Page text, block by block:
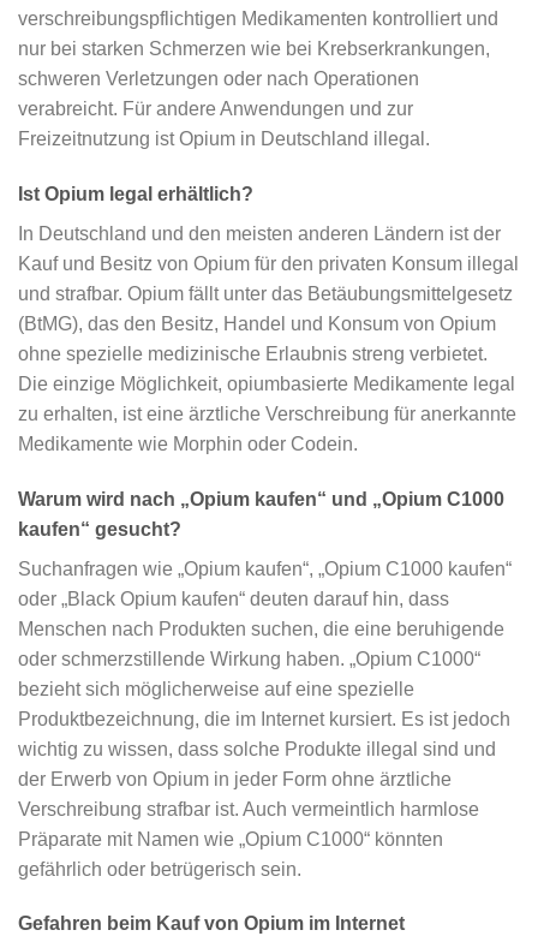
verschreibungspflichtigen Medikamenten kontrolliert und
nur bei starken Schmerzen wie bei Krebserkrankungen,
schweren Verletzungen oder nach Operationen
verabreicht. Für andere Anwendungen und zur
Freizeitnutzung ist Opium in Deutschland illegal.
Ist Opium legal erhältlich?
In Deutschland und den meisten anderen Ländern ist der
Kauf und Besitz von Opium für den privaten Konsum illegal
und strafbar. Opium fällt unter das Betäubungsmittelgesetz
(BtMG), das den Besitz, Handel und Konsum von Opium
ohne spezielle medizinische Erlaubnis streng verbietet.
Die einzige Möglichkeit, opiumbasierte Medikamente legal
zu erhalten, ist eine ärztliche Verschreibung für anerkannte
Medikamente wie Morphin oder Codein.
Warum wird nach „Opium kaufen“ und „Opium C1000
kaufen“ gesucht?
Suchanfragen wie „Opium kaufen“, „Opium C1000 kaufen“
oder „Black Opium kaufen“ deuten darauf hin, dass
Menschen nach Produkten suchen, die eine beruhigende
oder schmerzstillende Wirkung haben. „Opium C1000“
bezieht sich möglicherweise auf eine spezielle
Produktbezeichnung, die im Internet kursiert. Es ist jedoch
wichtig zu wissen, dass solche Produkte illegal sind und
der Erwerb von Opium in jeder Form ohne ärztliche
Verschreibung strafbar ist. Auch vermeintlich harmlose
Präparate mit Namen wie „Opium C1000“ könnten
gefährlich oder betrügerisch sein.
Gefahren beim Kauf von Opium im Internet